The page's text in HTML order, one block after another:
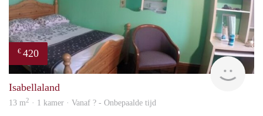
€ 420
Isabellaland
13 m2 · 1 kamer · Vanaf ? - Onbepaalde tijd